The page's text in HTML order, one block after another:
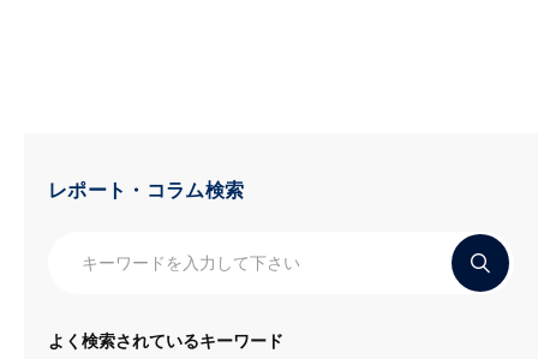
レポート・コラム検索
よく検索されているキーワード